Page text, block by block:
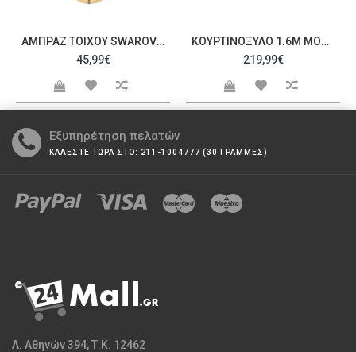
ΑΜΠΡΆΖ ΤΟΊΧΟΥ SWAROVSKI C20090
45,99€
ΚΟΥΡΤΙΝΌΞΥΛΟ 1.6M ΜΟΝΌ ΑΣΗΜΊ ΜΕ SWAROVSKI C21229
219,99€
Εξυπηρέτηση πελατών
ΚΑΛΕΣΤΕ ΤΩΡΑ ΣΤΟ: 211-1004777 (30 ΓΡΑΜΜΕΣ)
Λ. Αθηνών 394, Τ.Κ. 12462